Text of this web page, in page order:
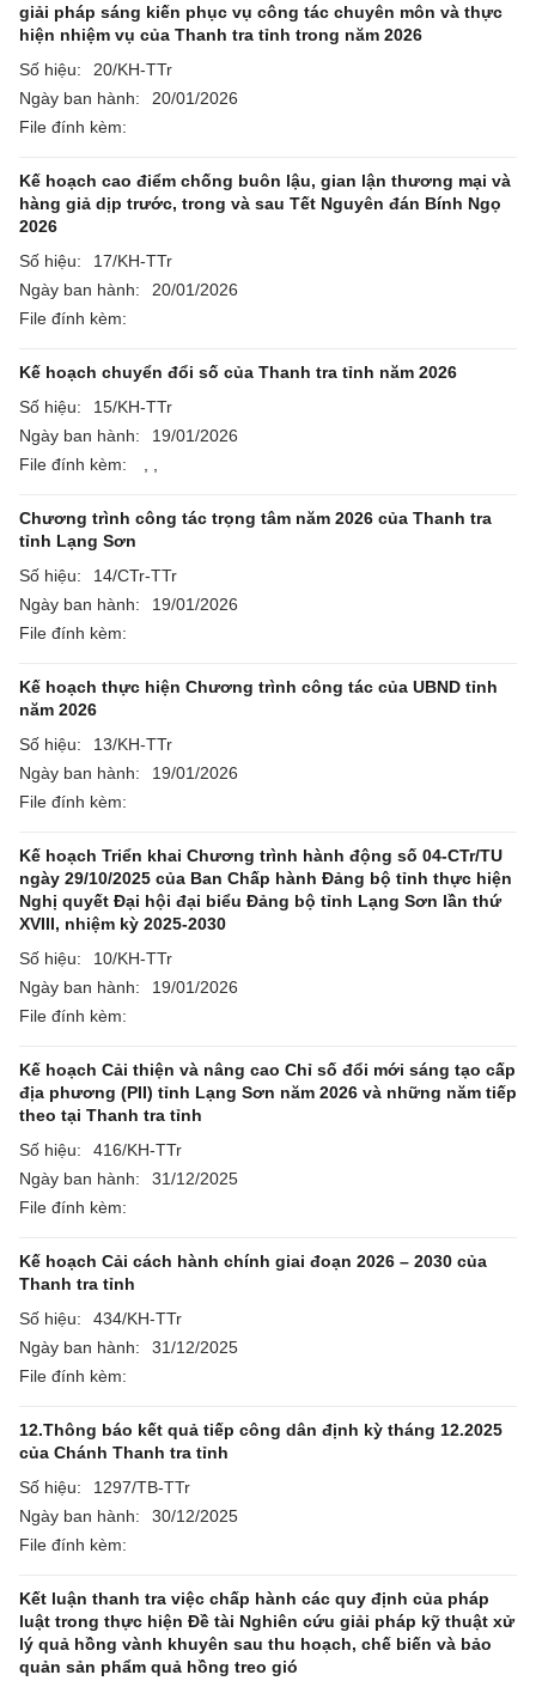
giải pháp sáng kiến phục vụ công tác chuyên môn và thực
hiện nhiệm vụ của Thanh tra tỉnh trong năm 2026
Số hiệu:
20/KH-TTr
Ngày ban hành:
20/01/2026
File đính kèm:
Kế hoạch cao điểm chống buôn lậu, gian lận thương mại và
hàng giả dịp trước, trong và sau Tết Nguyên đán Bính Ngọ
2026
Số hiệu:
17/KH-TTr
Ngày ban hành:
20/01/2026
File đính kèm:
Kế hoạch chuyển đổi số của Thanh tra tỉnh năm 2026
Số hiệu:
15/KH-TTr
Ngày ban hành:
19/01/2026
File đính kèm:
Chương trình công tác trọng tâm năm 2026 của Thanh tra
tỉnh Lạng Sơn
Số hiệu:
14/CTr-TTr
Ngày ban hành:
19/01/2026
File đính kèm:
Kế hoạch thực hiện Chương trình công tác của UBND tỉnh
năm 2026
Số hiệu:
13/KH-TTr
Ngày ban hành:
19/01/2026
File đính kèm:
Kế hoạch Triển khai Chương trình hành động số 04-CTr/TU
ngày 29/10/2025 của Ban Chấp hành Đảng bộ tỉnh thực hiện
Nghị quyết Đại hội đại biểu Đảng bộ tỉnh Lạng Sơn lần thứ
XVIII, nhiệm kỳ 2025-2030
Số hiệu:
10/KH-TTr
Ngày ban hành:
19/01/2026
File đính kèm:
Kế hoạch Cải thiện và nâng cao Chỉ số đổi mới sáng tạo cấp
địa phương (PII) tỉnh Lạng Sơn năm 2026 và những năm tiếp
theo tại Thanh tra tỉnh
Số hiệu:
416/KH-TTr
Ngày ban hành:
31/12/2025
File đính kèm:
Kế hoạch Cải cách hành chính giai đoạn 2026 – 2030 của
Thanh tra tỉnh
Số hiệu:
434/KH-TTr
Ngày ban hành:
31/12/2025
File đính kèm:
12.Thông báo kết quả tiếp công dân định kỳ tháng 12.2025
của Chánh Thanh tra tỉnh
Số hiệu:
1297/TB-TTr
Ngày ban hành:
30/12/2025
File đính kèm:
Kết luận thanh tra việc chấp hành các quy định của pháp
luật trong thực hiện Đề tài Nghiên cứu giải pháp kỹ thuật xử
lý quả hồng vành khuyên sau thu hoạch, chế biến và bảo
quản sản phẩm quả hồng treo gió